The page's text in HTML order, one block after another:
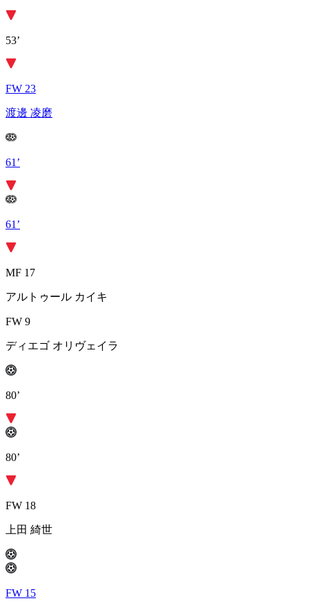
53’
FW 23
渡邊 凌磨
61’
61’
MF 17
アルトゥール カイキ
FW 9
ディエゴ オリヴェイラ
80’
80’
FW 18
上田 綺世
FW 15